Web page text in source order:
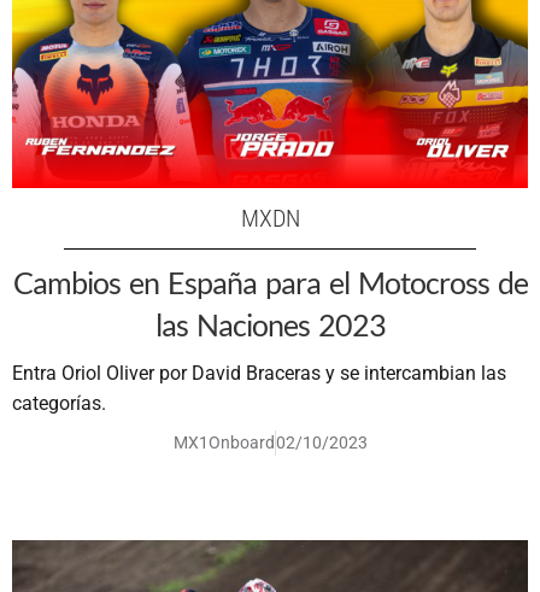
MXDN
Cambios en España para el Motocross de
las Naciones 2023
Entra Oriol Oliver por David Braceras y se intercambian las
categorías.
MX1Onboard02/10/2023